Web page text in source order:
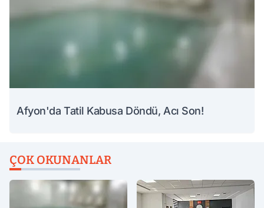
Afyon'da Tatil Kabusa Döndü, Acı Son!
ÇOK OKUNANLAR